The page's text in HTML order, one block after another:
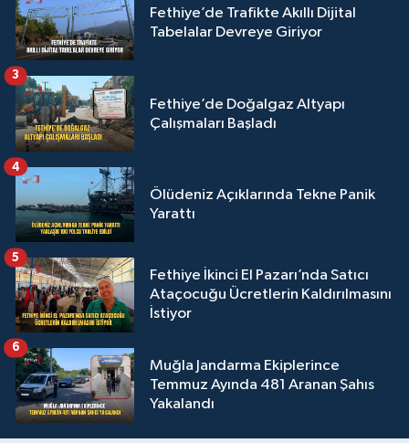
Fethiye’de Trafikte Akıllı Dijital
Tabelalar Devreye Giriyor
Fethiye’de Doğalgaz Altyapı
Çalışmaları Başladı
3
Ölüdeniz Açıklarında Tekne Panik
Yarattı
4
Fethiye İkinci El Pazarı’nda Satıcı
Ataçocuğu Ücretlerin Kaldırılmasını
İstiyor
5
Muğla Jandarma Ekiplerince
Temmuz Ayında 481 Aranan Şahıs
Yakalandı
6